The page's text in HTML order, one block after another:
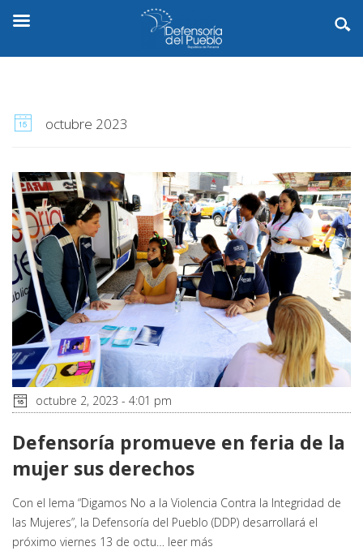
octubre 2023
octubre 2, 2023 - 4:01 pm
Defensoría promueve en feria de la
mujer sus derechos
Con el lema “Digamos No a la Violencia Contra la Integridad de
las Mujeres”, la Defensoría del Pueblo (DDP) desarrollará el
próximo viernes 13 de octu… leer más